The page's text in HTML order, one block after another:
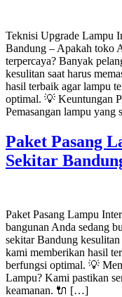
Teknisi Upgrade Lampu
Bandung – Apakah toko
terpercaya? Banyak
kesulitan saat harus
hasil terbaik agar lampu
optimal. 💡 Keuntungan
Pemasangan lampu
Paket Pasang
Sekitar
Paket Pasang Lampu
bangunan Anda sedang
sekitar Bandung
kami memberikan hasil
berfungsi optimal. 💡
Lampu? Kami pastikan
keamanan. 🔌 […]